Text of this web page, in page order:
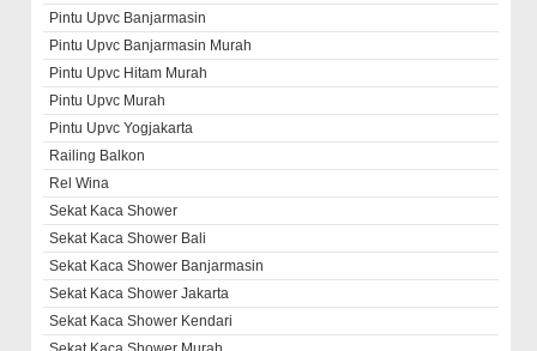
Pintu Upvc Banjarmasin
Pintu Upvc Banjarmasin Murah
Pintu Upvc Hitam Murah
Pintu Upvc Murah
Pintu Upvc Yogjakarta
Railing Balkon
Rel Wina
Sekat Kaca Shower
Sekat Kaca Shower Bali
Sekat Kaca Shower Banjarmasin
Sekat Kaca Shower Jakarta
Sekat Kaca Shower Kendari